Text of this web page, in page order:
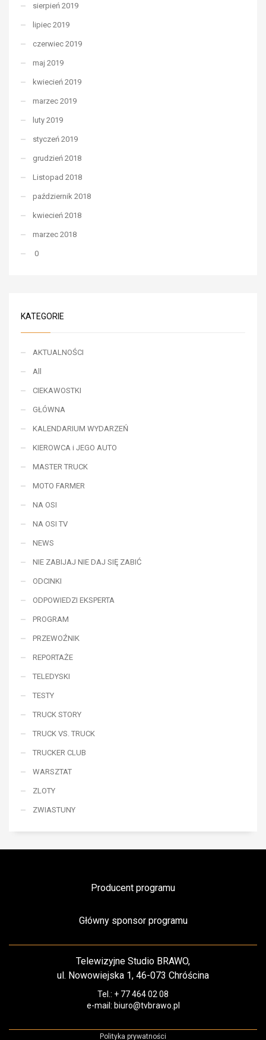
sierpień 2019
lipiec 2019
czerwiec 2019
maj 2019
kwiecień 2019
marzec 2019
luty 2019
styczeń 2019
grudzień 2018
Listopad 2018
październik 2018
kwiecień 2018
marzec 2018
0
KATEGORIE
AKTUALNOŚCI
All
CIEKAWOSTKI
GŁÓWNA
KALENDARIUM WYDARZEŃ
KIEROWCA i JEGO AUTO
MASTER TRUCK
MOTO FARMER
NA OSI
NA OSI TV
NEWS
NIE ZABIJAJ NIE DAJ SIĘ ZABIĆ
ODCINKI
ODPOWIEDZI EKSPERTA
PROGRAM
PRZEWOŹNIK
REPORTAŻE
TELEDYSKI
TESTY
TRUCK STORY
TRUCK VS. TRUCK
TRUCKER CLUB
WARSZTAT
ZLOTY
ZWIASTUNY
Producent programu
Główny sponsor programu
Telewizyjne Studio BRAWO,
ul. Nowowiejska 1, 46-073 Chróścina
Tel.: + 77 464 02 08
e-mail: biuro@tvbrawo.pl
Polityka prywatności